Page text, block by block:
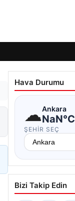
Hava Durumu
☁Ankara
NaN°C
ŞEHIR SEÇ
Bizi Takip Edin